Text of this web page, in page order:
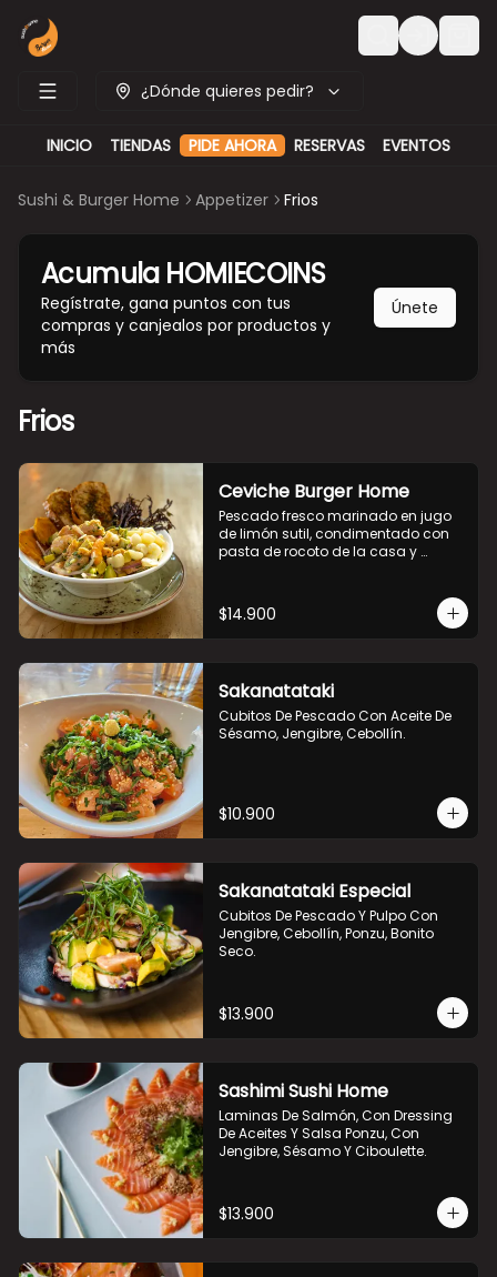
Login
¿Dónde quieres pedir?
INICIO TIENDAS PIDE AHORA RESERVAS EVENTOS
Sushi & Burger Home Appetizer Frios
Acumula HOMIECOINS
Regístrate, gana puntos con tus
compras y canjealos por productos y
más
Únete
Frios
Ceviche Burger Home
Pescado fresco marinado en jugo
de limón sutil, condimentado con
pasta de rocoto de la casa y
palta, papa camote, choclo
peruano y mix de hojas.
$14.900
Sakanatataki
Cubitos De Pescado Con Aceite De
Sésamo, Jengibre, Cebollín.
$10.900
Sakanatataki Especial
Cubitos De Pescado Y Pulpo Con
Jengibre, Cebollín, Ponzu, Bonito
Seco.
$13.900
Sashimi Sushi Home
Laminas De Salmón, Con Dressing
De Aceites Y Salsa Ponzu, Con
Jengibre, Sésamo Y Ciboulette.
$13.900